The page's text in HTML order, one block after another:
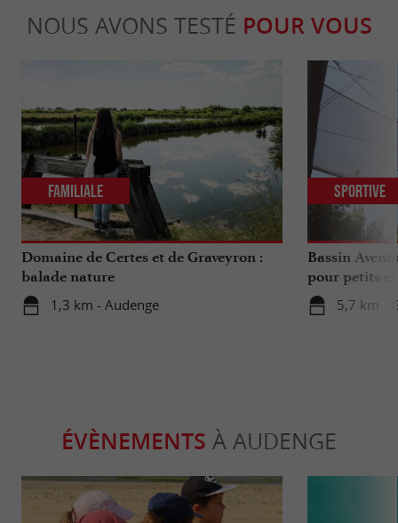
NOUS AVONS TESTÉ POUR VOUS
Domaine de Certes et de Graveyron :
balade nature
1,3 km - Audenge
Familiale
Bassin
pour petits
5,7 km -
Sportive
ÉVÈNEMENTS À AUDENGE